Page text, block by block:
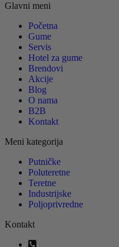
Glavni meni
Početna
Gume
Servis
Hotel za gume
Brendovi
Akcije
Blog
O nama
B2B
Kontakt
Meni kategorija
Putničke
Poluteretne
Teretne
Industrijske
Poljoprivredne
Kontakt